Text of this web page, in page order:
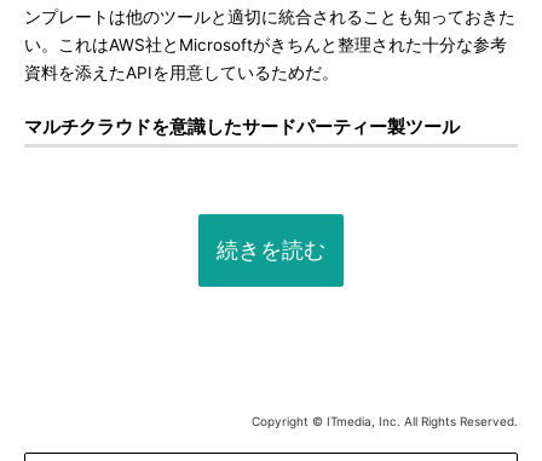
ンプレートは他のツールと適切に統合されることも知っておきた
い。これはAWS社とMicrosoftがきちんと整理された十分な参考
資料を添えたAPIを用意しているためだ。
マルチクラウドを意識したサードパーティー製ツール
続きを読む
Copyright © ITmedia, Inc. All Rights Reserved.